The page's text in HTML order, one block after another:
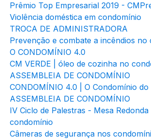
Prêmio Top Empresarial 2019 -
Violência doméstica em condomínio
TROCA DE ADMINISTRADORA
Prevenção e combate a incêndios no
O CONDOMÍNIO 4.0
CM VERDE | óleo de cozinha no
ASSEMBLEIA DE CONDOMÍNIO
CONDOMÍNIO 4.0 | O Condomínio
ASSEMBLEIA DE CONDOMÍNIO
IV Ciclo de Palestras - Mesa
condomínio
Câmeras de segurança nos